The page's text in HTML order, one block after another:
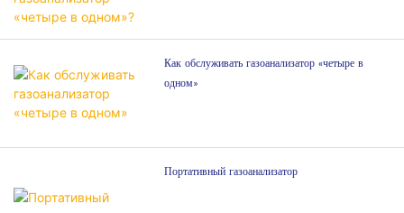
Как обслуживать газоанализатор «четыре в
одном»
Портативный газоанализатор